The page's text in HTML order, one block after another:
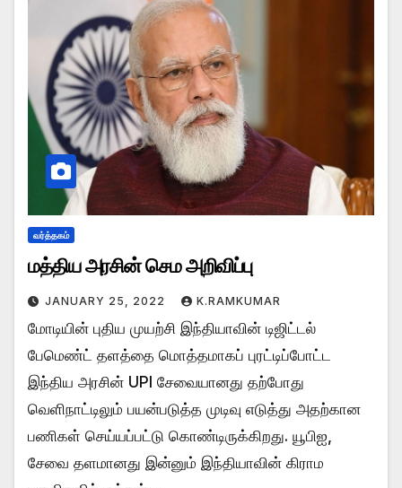
வர்த்தகம்
மத்திய அரசின் செம அறிவிப்பு
JANUARY 25, 2022 K.RAMKUMAR
மோடியின் புதிய முயற்சி இந்தியாவின் டிஜிட்டல்
பேமெண்ட் தளத்தை மொத்தமாகப் புரட்டிப்போட்ட
இந்திய அரசின் UPI சேவையானது தற்போது
வெளிநாட்டிலும் பயன்படுத்த முடிவு எடுத்து அதற்கான
பணிகள் செய்யப்பட்டு கொண்டிருக்கிறது. யூபிஐ,
சேவை தளமானது இன்னும் இந்தியாவின் கிராம